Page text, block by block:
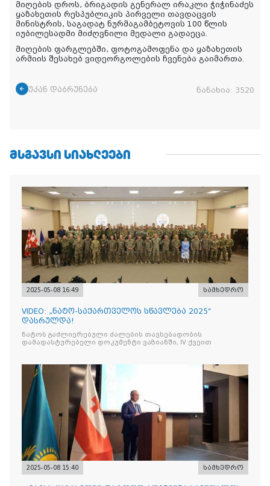
მიღების დროს, ბრიგადის გენერალ ირაკლი ჭიჭინაძეს
ყაზახეთის რესპუბლიკის პირველი თავდაცვის
მინისტრის, საგადატ ნურმაგამბეტოვის 100 წლის
იუბილესადმი მიძღვნილი მედალი გადაეცა.
მიღების ფარგლებში, ფოტოგამოფენა და ყაზახეთის
არმიის შესახებ ვიდეორგოლების ჩვენება გაიმართა.
უკან დაბრუნება ნანახია: 3520
ᲛᲡᲒᲐᲕᲡᲘ ᲡᲘᲐᲮᲚᲔᲔᲑᲘ
2025-05-08 16:49 სამხედრო
VIDEO: „ნატო-საქართველოს სწავლება 2025“
დასრულდა!
ნატოს გაძლიერებული ძალების თავსებადობის
დამადასტურებელი დოკუმენტი ვაზიანში, IV ქვეით
2025-05-08 15:40 სამხედრო